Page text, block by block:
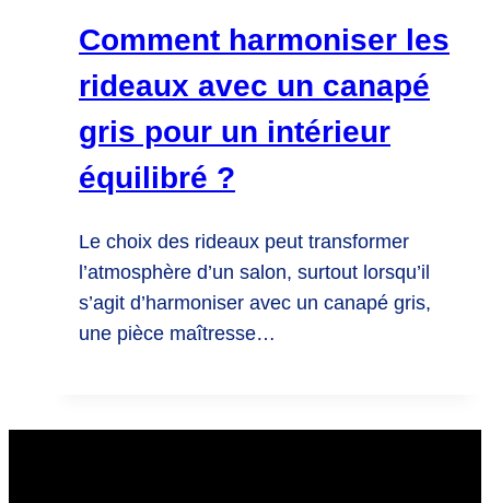
Comment harmoniser les
rideaux avec un canapé
gris pour un intérieur
équilibré ?
Le choix des rideaux peut transformer
l’atmosphère d’un salon, surtout lorsqu’il
s’agit d’harmoniser avec un canapé gris,
une pièce maîtresse…